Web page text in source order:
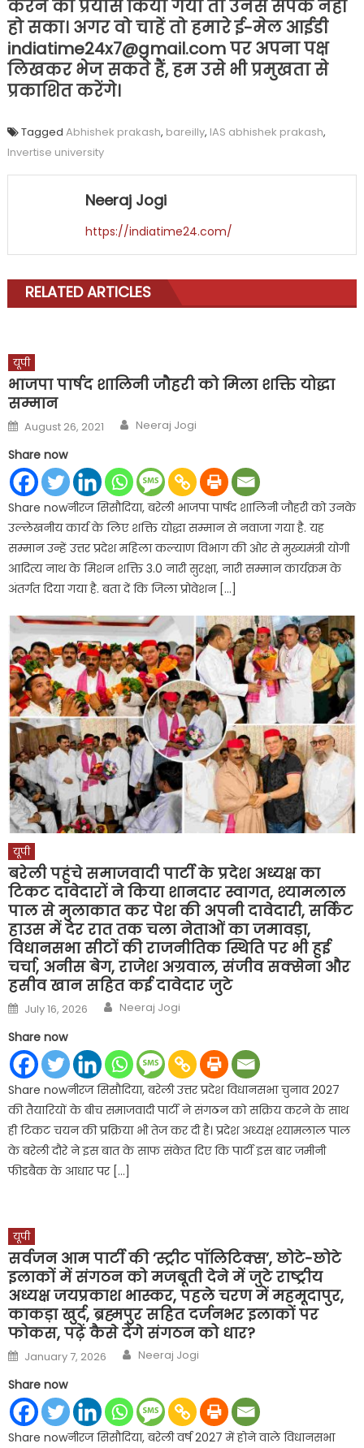
करने का प्रयास किया गया तो उनसे संपर्क नहीं
हो सका। अगर वो चाहें तो हमारे ई-मेल आईडी
indiatime24x7@gmail.com पर अपना पक्ष
लिखकर भेज सकते हैं, हम उसे भी प्रमुखता से
प्रकाशित करेंगे।
Tagged Abhishek prakash, bareilly, IAS abhishek prakash,
Invertise university
Neeraj Jogi
https://indiatime24.com/
RELATED ARTICLES
यूपी
भाजपा पार्षद शालिनी जौहरी को मिला शक्ति योद्धा
सम्मान
Posted
on
August 26, 2021 Author
Neeraj Jogi
Share now
Share nowनीरज सिसौदिया, बरेली भाजपा पार्षद शालिनी जौहरी को उनके
उल्लेखनीय कार्य के लिए शक्ति योद्धा सम्मान से नवाजा गया है. यह
सम्मान उन्हें उत्तर प्रदेश महिला कल्याण विभाग की ओर से मुख्यमंत्री योगी
आदित्य नाथ के मिशन शक्ति 3.0 नारी सुरक्षा, नारी सम्मान कार्यक्रम के
अंतर्गत दिया गया है. बता दें कि जिला प्रोवेशन […]
यूपी
बरेली पहुंचे समाजवादी पार्टी के प्रदेश अध्यक्ष का
टिकट दावेदारों ने किया शानदार स्वागत, श्यामलाल
पाल से मुलाकात कर पेश की अपनी दावेदारी, सर्किट
हाउस में देर रात तक चला नेताओं का जमावड़ा,
विधानसभा सीटों की राजनीतिक स्थिति पर भी हुई
चर्चा, अनीस बेग, राजेश अग्रवाल, संजीव सक्सेना और
हसीव खान सहित कई दावेदार जुटे
Posted
on
July 16, 2026 Author
Neeraj Jogi
Share now
Share nowनीरज सिसौदिया, बरेली उत्तर प्रदेश विधानसभा चुनाव 2027
की तैयारियों के बीच समाजवादी पार्टी ने संगठन को सक्रिय करने के साथ
ही टिकट चयन की प्रक्रिया भी तेज कर दी है। प्रदेश अध्यक्ष श्यामलाल पाल
के बरेली दौरे ने इस बात के साफ संकेत दिए कि पार्टी इस बार जमीनी
फीडबैक के आधार पर […]
यूपी
सर्वजन आम पार्टी की ‘स्ट्रीट पॉलिटिक्स’, छोटे-छोटे
इलाकों में संगठन को मजबूती देने में जुटे राष्ट्रीय
अध्यक्ष जयप्रकाश भास्कर, पहले चरण में महमूदापुर,
काकड़ा खुर्द, ब्रह्मपुर सहित दर्जनभर इलाकों पर
फोकस, पढ़ें कैसे देंगे संगठन को धार?
Posted
on
January 7, 2026 Author
Neeraj Jogi
Share now
Share nowनीरज सिसौदिया, बरेली वर्ष 2027 में होने वाले विधानसभा